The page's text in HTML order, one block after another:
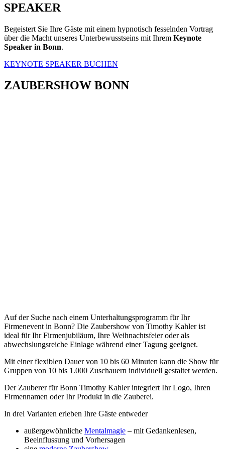
SPEAKER
Begeistert Sie Ihre Gäste mit einem hypnotisch fesselnden Vortrag
über die Macht unseres Unterbewusstseins mit Ihrem Keynote
Speaker in Bonn.
KEYNOTE SPEAKER BUCHEN
ZAUBERSHOW BONN
Auf der Suche nach einem Unterhaltungsprogramm für Ihr
Firmenevent in Bonn? Die Zaubershow von Timothy Kahler ist
ideal für Ihr Firmenjubiläum, Ihre Weihnachtsfeier oder als
abwechslungsreiche Einlage während einer Tagung geeignet.
Mit einer flexiblen Dauer von 10 bis 60 Minuten kann die Show für
Gruppen von 10 bis 1.000 Zuschauern individuell gestaltet werden.
Der Zauberer für Bonn Timothy Kahler integriert Ihr Logo, Ihren
Firmennamen oder Ihr Produkt in die Zauberei.
In drei Varianten erleben Ihre Gäste entweder
außergewöhnliche Mentalmagie – mit Gedankenlesen,
Beeinflussung und Vorhersagen